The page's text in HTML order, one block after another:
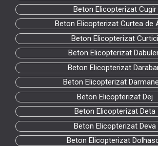
Beton Elicopterizat Cugir
Beton Elicopterizat Curtea de
Beton Elicopterizat Curtici
Beton Elicopterizat
Beton Elicopterizat
Beton Elicopterizat
Beton Elicopterizat Dej
Beton Elicopterizat Deta
Beton Elicopterizat Deva
Beton Elicopterizat